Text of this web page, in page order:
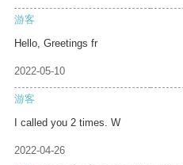
游客
Hello, Greetings fr
2022-05-10
游客
I called you 2 times. W
2022-04-26